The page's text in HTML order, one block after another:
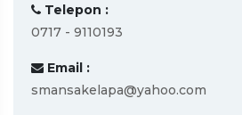
Telepon :
0717 - 9110193
Email :
smansakelapa@yahoo.com